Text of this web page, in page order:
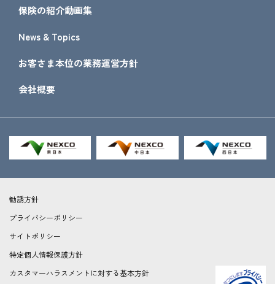
保険の紹介動画集
News & Topics
お客さま本位の業務運営方針
会社概要
勧誘方針
プライバシーポリシー
サイトポリシー
特定個人情報保護方針
カスタマーハラスメントに対する基本方針